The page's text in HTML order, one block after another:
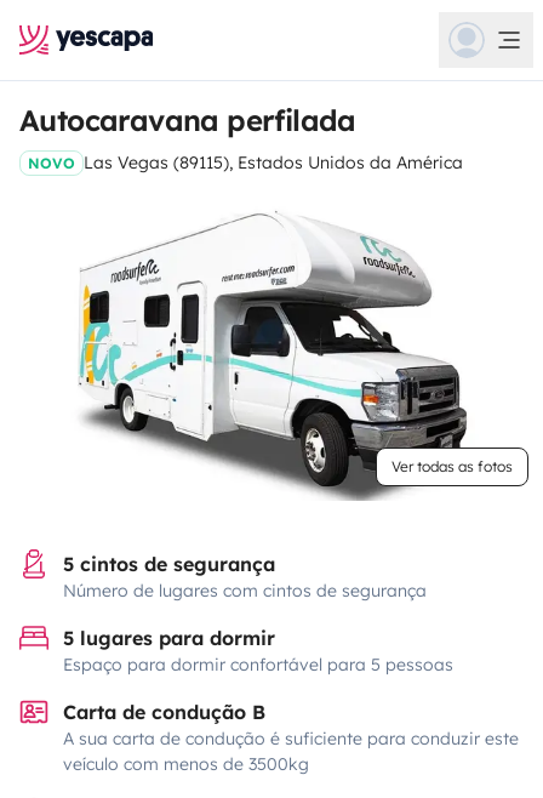
Autocaravana perfilada
NOVO Las Vegas (89115), Estados Unidos da América
Ver todas as fotos
5 cintos de segurança
Número de lugares com cintos de segurança
5 lugares para dormir
Espaço para dormir confortável para 5 pessoas
Carta de condução B
A sua carta de condução é suficiente para conduzir este
veículo com menos de 3500kg